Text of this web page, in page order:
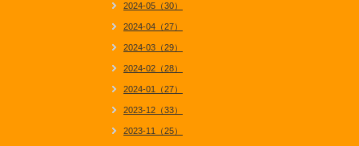
2024-05（30）
2024-04（27）
2024-03（29）
2024-02（28）
2024-01（27）
2023-12（33）
2023-11（25）